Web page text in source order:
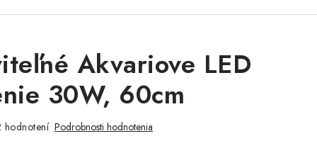
Akvariove LED
30W, 60cm
hodnotení Podrobnosti hodnotenia